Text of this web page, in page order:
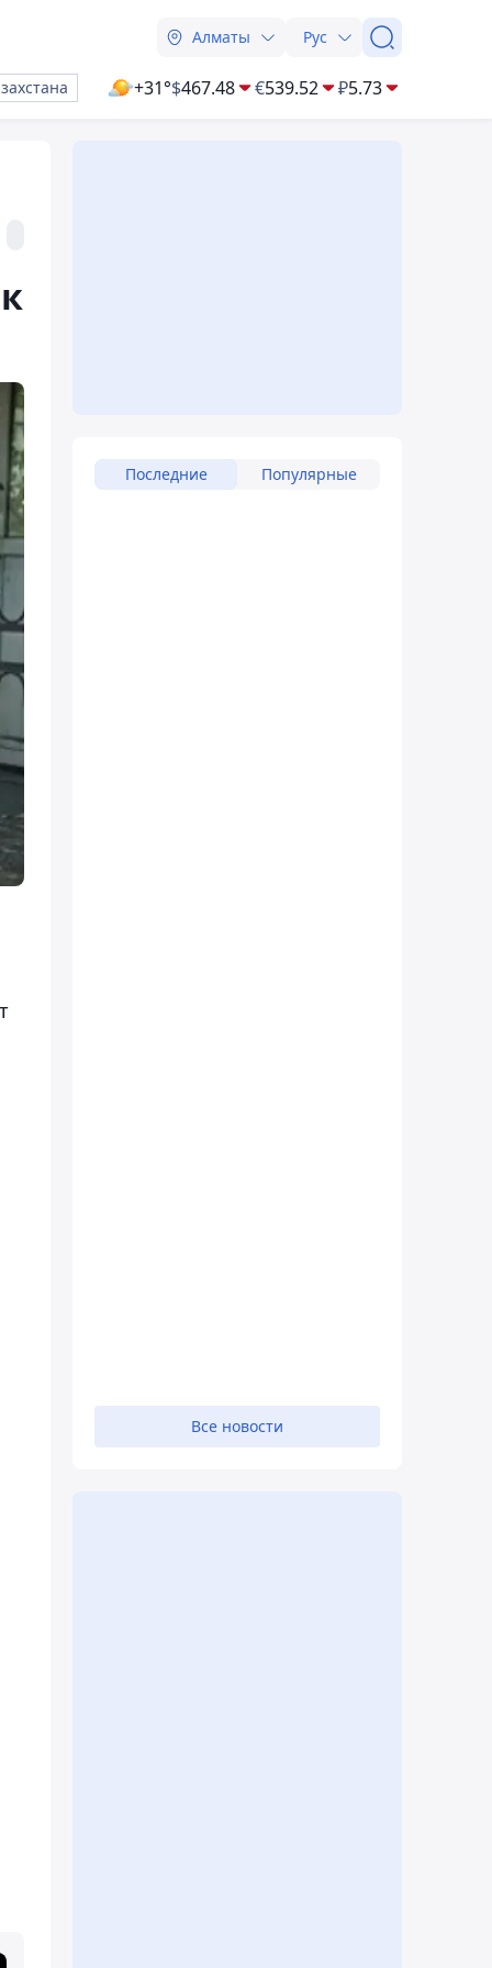
Алматы Рус
+31°$467.48 €539.52 ₽5.73
Последние Популярные
Все новости